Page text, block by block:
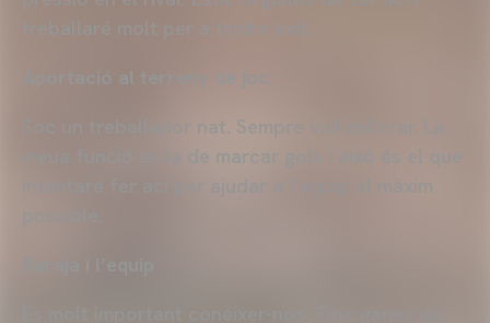
treballaré molt per a tindre èxit.
Soc un treballador nat. Sempre vull millorar. La
meua funció és la de marcar gols i això és el que
intentaré fer ací per ajudar a l’equip el màxim